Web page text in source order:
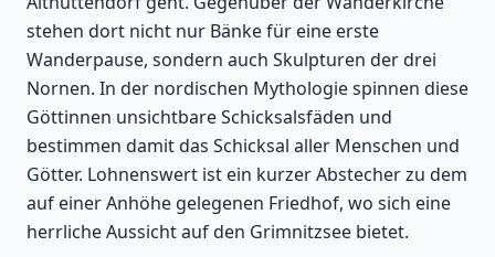
stehen dort nicht nur Bänke für eine erste
Wanderpause, sondern auch Skulpturen der drei
Nornen. In der nordischen Mythologie spinnen diese
Göttinnen unsichtbare Schicksalsfäden und
bestimmen damit das Schicksal aller Menschen und
Götter. Lohnenswert ist ein kurzer Abstecher zu dem
auf einer Anhöhe gelegenen Friedhof, wo sich eine
herrliche Aussicht auf den Grimnitzsee bietet.